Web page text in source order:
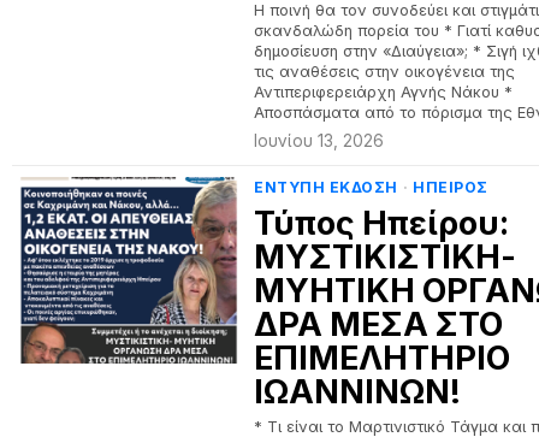
Η ποινή θα τον συνοδεύει και
σκανδαλώδη πορεία του * Γιατί
δημοσίευση στην «Διαύγεια»; * Σιγή
τις αναθέσεις στην οικογένεια της
Αντιπεριφερειάρχη Αγνής Νάκου *
Αποσπάσματα από το πόρισμα της
Ιουνίου 13, 2026
ΕΝΤΥΠΗ ΕΚΔΟΣΗ · ΗΠΕΙΡΟΣ
Τύπος Ηπείρου:
ΜΥΣΤΙΚΙΣΤΙΚΗ-
ΜΥΗΤΙΚΗ
ΔΡΑ ΜΕΣΑ ΣΤΟ
ΕΠΙΜΕΛΗΤΗΡΙΟ
ΙΩΑΝΝΙΝΩΝ!
* Τι είναι το Μαρτινιστικό Τάγμα και